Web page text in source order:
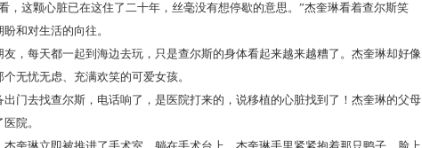
，这颗心脏已在这住了二十年，丝毫没有想停歇的意思。”杰奎琳看着查尔斯笑
和对生活的向往。
，每天都一起到海边去玩，只是查尔斯的身体看起来越来越糟了。杰奎琳却好像
无忧无虑、充满欢笑的可爱女孩。
门去找查尔斯，电话响了，是医院打来的，说移植的心脏找到了！杰奎琳的父母
院。